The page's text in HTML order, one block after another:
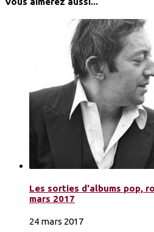
Les sorties d'albums pop,
mars 2017
24 mars 2017